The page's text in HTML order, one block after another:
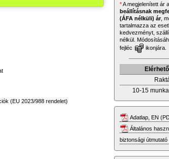
(EU 2023/988 rendelet)
*A megjelenített ár
beállításnak
(ÁFA nélküli) ár,
tartalmazza az
kedvezményt,
nélkül.
fejléc
ikonjára.
10-15
Adatlap, EN
Általános
biztonsági útmutató